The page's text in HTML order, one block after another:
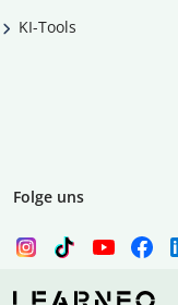
KI-Tools
Folge uns